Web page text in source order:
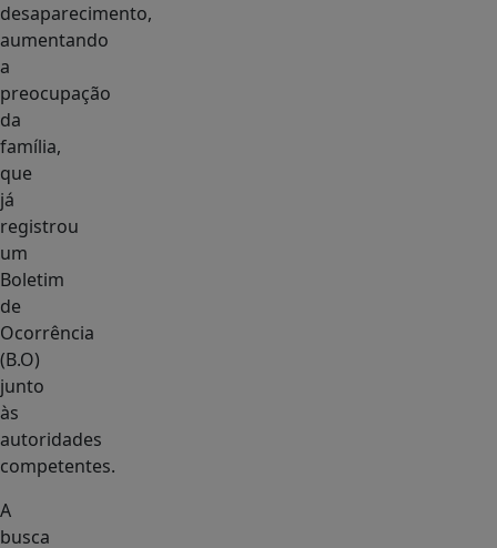
desaparecimento,
aumentando
a
preocupação
da
família,
que
já
registrou
um
Boletim
de
Ocorrência
(B.O)
junto
às
autoridades
competentes.
A
busca